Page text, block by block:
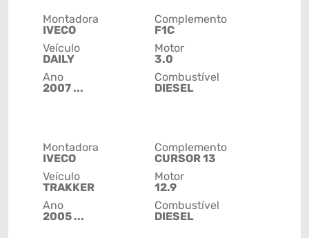
Montadora
IVECO
Veículo
DAILY
Ano
2007 ...
Complemento
F1C
Motor
3.0
Combustível
DIESEL
Montadora
IVECO
Veículo
TRAKKER
Ano
2005 ...
Complemento
CURSOR 13
Motor
12.9
Combustível
DIESEL